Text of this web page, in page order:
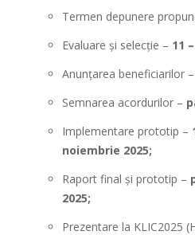
Termen depunere
Evaluare și selecție – 11
Anunțarea beneficiarilor –
Semnarea acordurilor –
Implementare prototip –
noiembrie 2025;
Raport final și prototip –
2025;
Prezentare la KLIC2025